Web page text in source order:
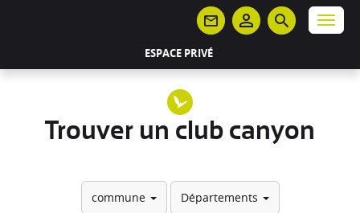
ESPACE PRIVÉ
Menu
Trouver un club canyon
commune Départements